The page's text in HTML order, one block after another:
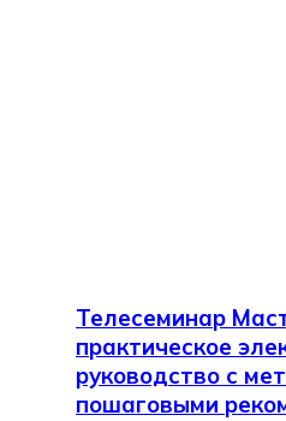
Телесеминар
практическое
руководство с
пошаговыми